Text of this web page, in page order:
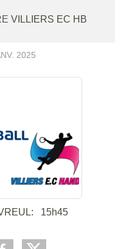
VILLIERS EC HB
2025
15h45